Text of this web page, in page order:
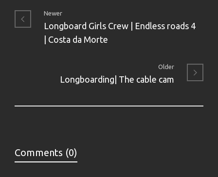
Newer
Longboard Girls Crew | Endless roads 4
| Costa da Morte
Older
Longboarding| The cable cam
Comments (0)